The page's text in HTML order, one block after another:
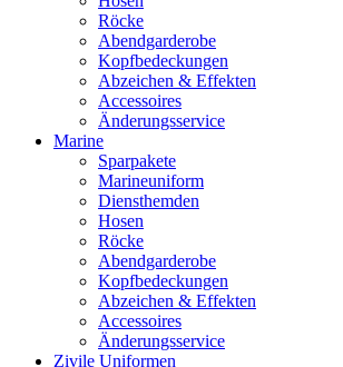
Röcke
Abendgarderobe
Kopfbedeckungen
Abzeichen & Effekten
Accessoires
Änderungsservice
Marine
Sparpakete
Marineuniform
Diensthemden
Hosen
Röcke
Abendgarderobe
Kopfbedeckungen
Abzeichen & Effekten
Accessoires
Änderungsservice
Zivile Uniformen